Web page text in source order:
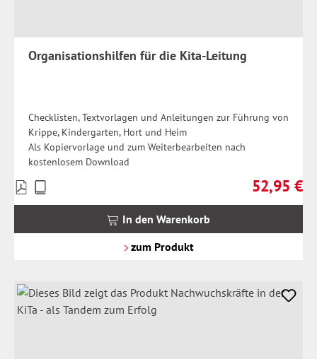
Organisationshilfen für die Kita-Leitung
Checklisten, Textvorlagen und Anleitungen zur Führung von
Krippe, Kindergarten, Hort und Heim
Als Kopiervorlage und zum Weiterbearbeiten nach
kostenlosem Download
Regulärer
52,95 €
Preise
inkl.
In den Warenkorb
zum Produkt